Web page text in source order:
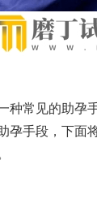
常见的助孕
孕手段，下面